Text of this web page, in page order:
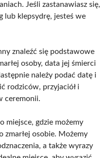
Jeśli zastanawiasz się,
lub klepsydrę, jesteś we
znaleźć się podstawowe
osoby, data jej śmierci
należy podać datę i
rodziców, przyjaciół i
ceremonii.
miejsce, gdzie możemy
zmarłej osobie. Możemy
a także wyrazy